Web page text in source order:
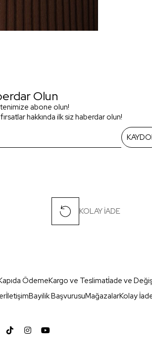
Olun
abone olun!
hakkında ilk siz haberdar olun!
KOLAY İADE
ÖdemeKargo ve Teslimatİade ve
İletişimBayilik BaşvurusuMağazalarKolay